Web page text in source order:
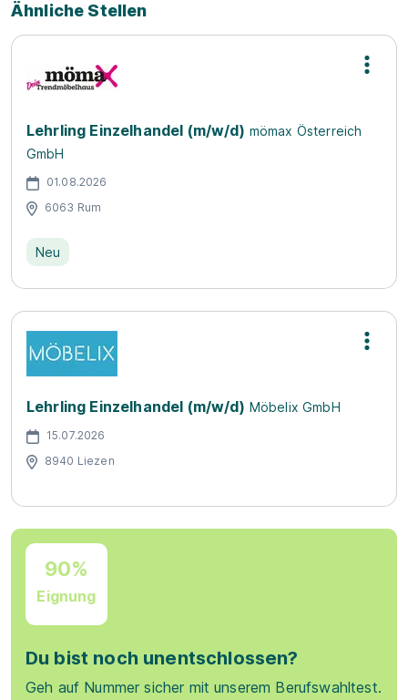
Ähnliche Stellen
Lehrling Einzelhandel (m/w/d) mömax Österreich
GmbH
01.08.2026
6063 Rum
Neu
Lehrling Einzelhandel (m/w/d) Möbelix GmbH
15.07.2026
8940 Liezen
90%
Eignung
Du bist noch unentschlossen?
Geh auf Nummer sicher mit unserem Berufswahltest.